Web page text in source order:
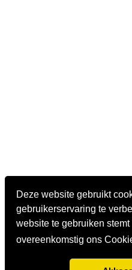
Deze website gebruikt
gebruikerservaring te
website te gebruiken
overeenkomstig ons